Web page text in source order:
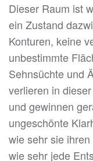
Dieser Raum ist
ein Zustand
Konturen, keine
unbestimmte
Sehnsüchte und
verlieren in
und gewinnen
ungeschönte
wie sehr sie
wie sehr jede